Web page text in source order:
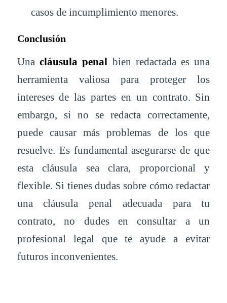
casos de incumplimiento menores.
Conclusión
Una cláusula penal bien redactada es una
herramienta valiosa para proteger los
intereses de las partes en un contrato. Sin
embargo, si no se redacta correctamente,
puede causar más problemas de los que
resuelve. Es fundamental asegurarse de que
esta cláusula sea clara, proporcional y
flexible. Si tienes dudas sobre cómo redactar
una cláusula penal adecuada para tu
contrato, no dudes en consultar a un
profesional legal que te ayude a evitar
futuros inconvenientes.